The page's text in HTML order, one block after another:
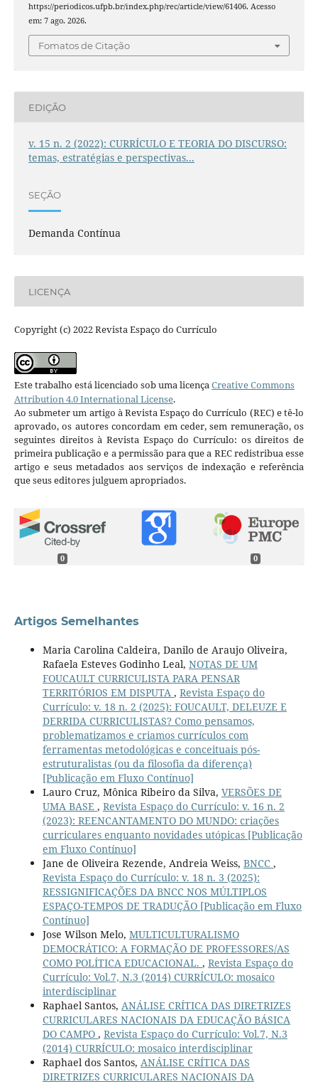
https://periodicos.ufpb.br/index.php/rec/article/view/61406. Acesso
em: 7 ago. 2026.
Fomatos de Citação
EDIÇÃO
v. 15 n. 2 (2022): CURRÍCULO E TEORIA DO DISCURSO:
temas, estratégias e perspectivas...
SEÇÃO
Demanda Contínua
LICENÇA
Copyright (c) 2022 Revista Espaço do Currículo
Este trabalho está licenciado sob uma licençaCreative Commons
Attribution 4.0 International License.
Ao submeter um artigo à Revista Espaço do Currículo (REC) e tê-lo
aprovado, os autores concordam em ceder, sem remuneração, os
seguintes direitos à Revista Espaço do Currículo: os direitos de
primeira publicação e a permissão para que a REC redistribua esse
artigo e seus metadados aos serviços de indexação e referência
que seus editores julguem apropriados.
0 0
Artigos Semelhantes
Maria Carolina Caldeira, Danilo de Araujo Oliveira,
Rafaela Esteves Godinho Leal, NOTAS DE UM
FOUCAULT CURRICULISTA PARA PENSAR
TERRITÓRIOS EM DISPUTA , Revista Espaço do
Currículo: v. 18 n. 2 (2025): FOUCAULT, DELEUZE E
DERRIDA CURRICULISTAS? Como pensamos,
problematizamos e criamos currículos com
ferramentas metodológicas e conceituais pós-
estruturalistas (ou da filosofia da diferença)
[Publicação em Fluxo Contínuo]
Lauro Cruz, Mônica Ribeiro da Silva, VERSÕES DE
UMA BASE , Revista Espaço do Currículo: v. 16 n. 2
(2023): REENCANTAMENTO DO MUNDO: criações
curriculares enquanto novidades utópicas [Publicação
em Fluxo Contínuo]
Jane de Oliveira Rezende, Andreia Weiss, BNCC ,
Revista Espaço do Currículo: v. 18 n. 3 (2025):
RESSIGNIFICAÇÕES DA BNCC NOS MÚLTIPLOS
ESPAÇO-TEMPOS DE TRADUÇÃO [Publicação em Fluxo
Contínuo]
Jose Wilson Melo, MULTICULTURALISMO
DEMOCRÁTICO: A FORMAÇÃO DE PROFESSORES/AS
COMO POLÍTICA EDUCACIONAL. , Revista Espaço do
Currículo: Vol.7, N.3 (2014) CURRÍCULO: mosaico
interdisciplinar
Raphael Santos, ANÁLISE CRÍTICA DAS DIRETRIZES
CURRICULARES NACIONAIS DA EDUCAÇÃO BÁSICA
DO CAMPO , Revista Espaço do Currículo: Vol.7, N.3
(2014) CURRÍCULO: mosaico interdisciplinar
Raphael dos Santos, ANÁLISE CRÍTICA DAS
DIRETRIZES CURRICULARES NACIONAIS DA